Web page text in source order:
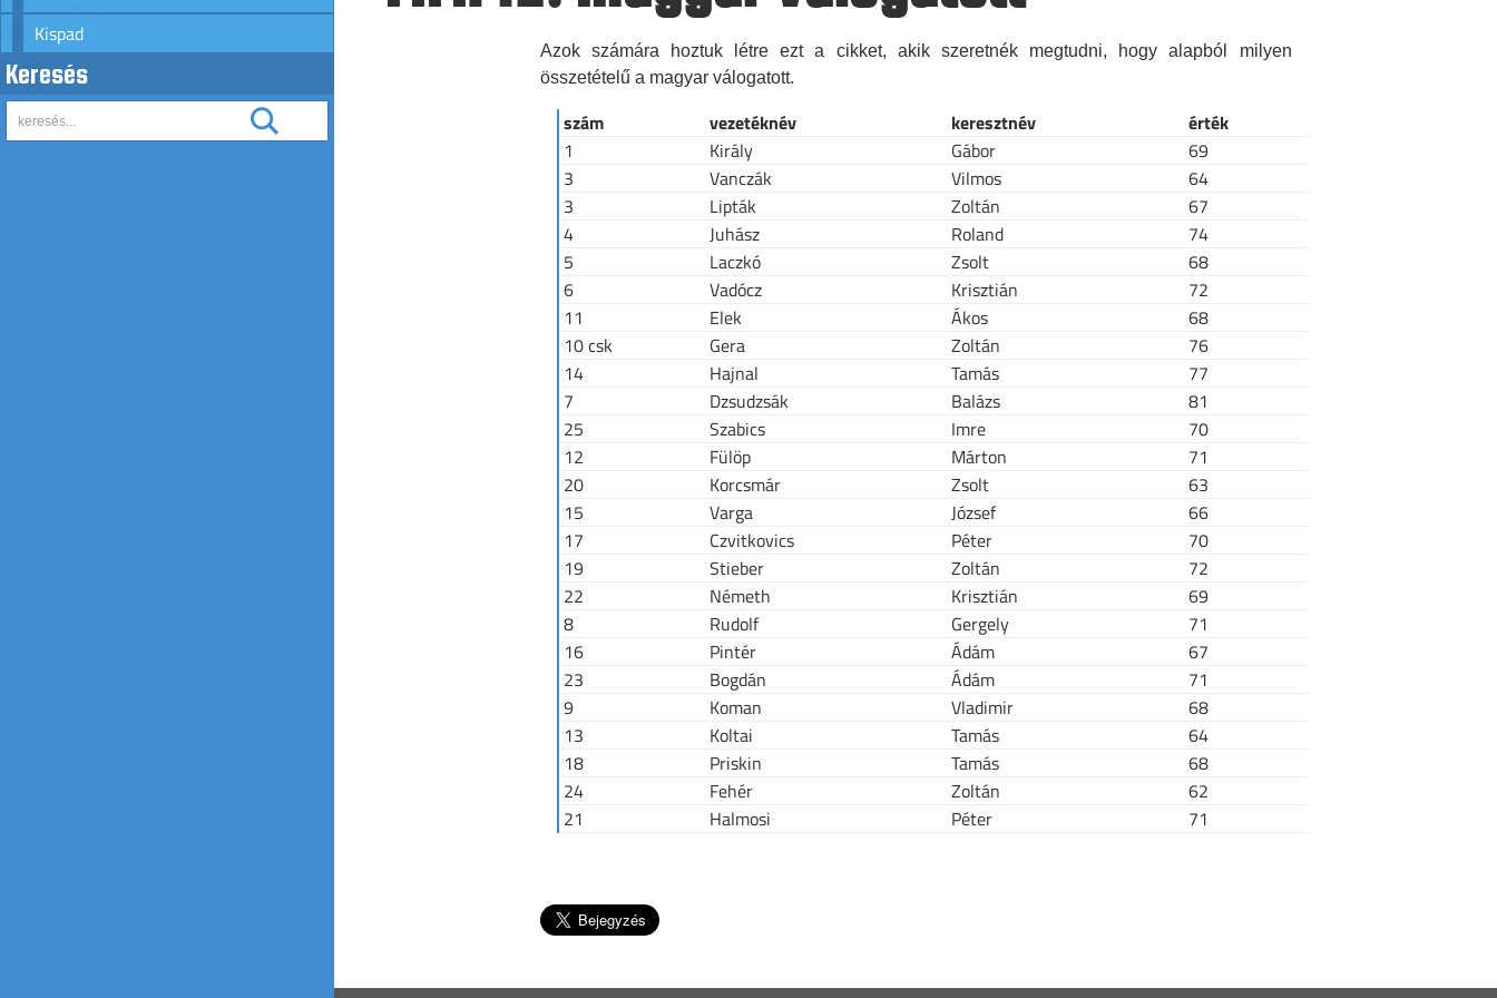
Kispad
Keresés
Azok számára hoztuk létre ezt a cikket, akik szeretnék megtudni, hogy alapból milyen
összetételű a magyar válogatott.
szám vezetéknév keresztnév
érték
1
Király Gábor
69
3
Vanczák Vilmos
64
3
Lipták Zoltán
67
4
Juhász Roland
74
5
Laczkó Zsolt
68
6
Vadócz Krisztián
72
11
Elek Ákos
68
10 csk
Gera Zoltán
76
14
Hajnal Tamás
77
7
Dzsudzsák Balázs
81
25
Szabics Imre
70
12
Fülöp Márton
71
20
Korcsmár Zsolt
63
15
Varga József
66
17
Czvitkovics Péter
70
19
Stieber Zoltán
72
22
Németh Krisztián
69
8
Rudolf Gergely
71
16
Pintér Ádám
67
23
Bogdán Ádám
71
9
Koman Vladimir
68
13
Koltai Tamás
64
18
Priskin Tamás
68
24
Fehér Zoltán
62
21
Halmosi Péter 71